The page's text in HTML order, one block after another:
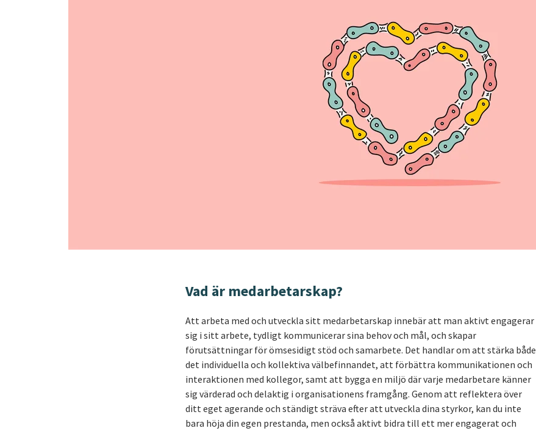
Vad är medarbetarskap?
Att arbeta med och utveckla sitt medarbetarskap innebär att man aktivt engagerar
sig i sitt arbete, tydligt kommunicerar sina behov och mål, och skapar
förutsättningar för ömsesidigt stöd och samarbete. Det handlar om att stärka både
det individuella och kollektiva välbefinnandet, att förbättra kommunikationen och
interaktionen med kollegor, samt att bygga en miljö där varje medarbetare känner
sig värderad och delaktig i organisationens framgång. Genom att reflektera över
ditt eget agerande och ständigt sträva efter att utveckla dina styrkor, kan du inte
bara höja din egen prestanda, men också aktivt bidra till ett mer engagerat och